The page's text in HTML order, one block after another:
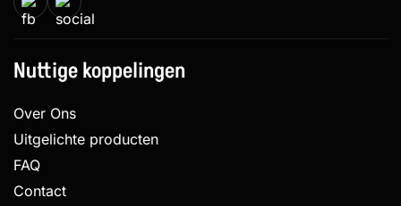
Nuttige koppelingen
Over Ons
Uitgelichte producten
FAQ
Contact